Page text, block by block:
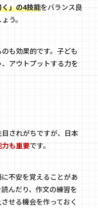
」の4技能をバランス良
う。
も効果的です。子ども
アウトプットする力を
されがちですが、日本
力も重要です。
不安を覚えることがあ
んだり、作文の練習を
せる機会を作っておく